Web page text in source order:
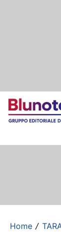
Home /